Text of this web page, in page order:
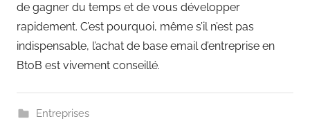
de gagner du temps et de vous développer
rapidement. C’est pourquoi, même s’il n’est pas
indispensable, l’achat de base email d’entreprise en
BtoB est vivement conseillé.
Entreprises